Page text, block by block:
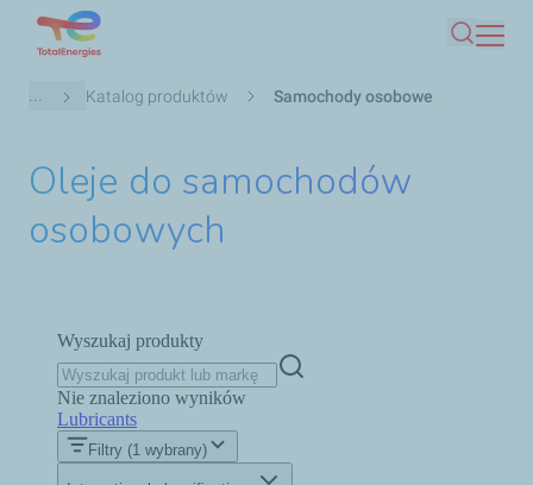
treści
Szukaj
Ścieżka
... Katalog produktów Samochody osobowe
Oleje do samochodów
osobowych